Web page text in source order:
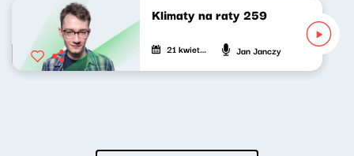
Klimaty na raty 259
21 kwietnia 2026 Jan Janczy